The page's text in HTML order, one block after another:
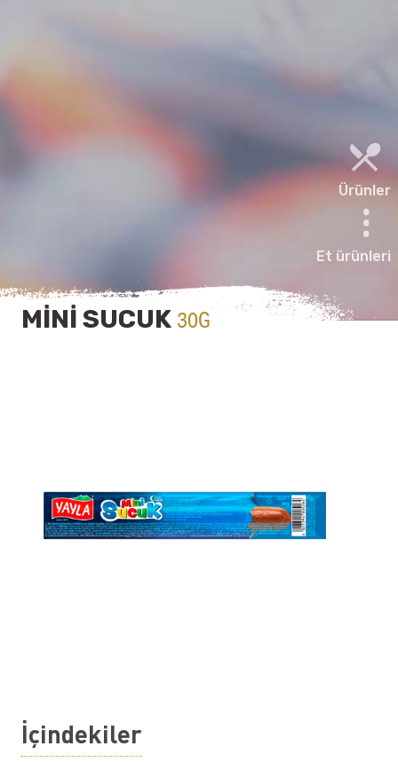
Ürünler
Et ürünleri
MİNİ SUCUK 30G
İçindekiler